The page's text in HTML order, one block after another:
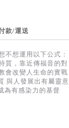
款/運送
不想運用以下公式：
質，靠近傳福音的對
會改變人生命的實戰
與人發展出有屬靈意
為有感染力的基督